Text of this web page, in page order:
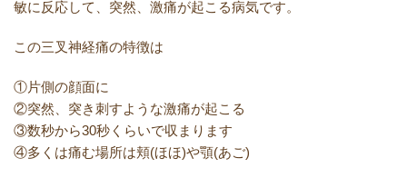
敏に反応して、突然、激痛が起こる病気です。
この三叉神経痛の特徴は
①片側の顔面に
②突然、突き刺すような激痛が起こる
③数秒から30秒くらいで収まります
④多くは痛む場所は頬(ほほ)や顎(あご)